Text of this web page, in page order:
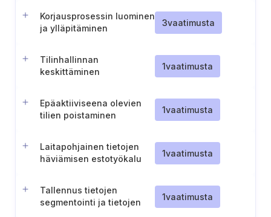
Korjausprosessin luominen
ja ylläpitäminen
3vaatimusta
Tilinhallinnan
keskittäminen
1vaatimusta
Epäaktiiviseena olevien
tilien poistaminen
1vaatimusta
Laitapohjainen tietojen
häviämisen estotyökalu
1vaatimusta
Tallennus tietojen
segmentointi ja tietojen
1vaatimusta